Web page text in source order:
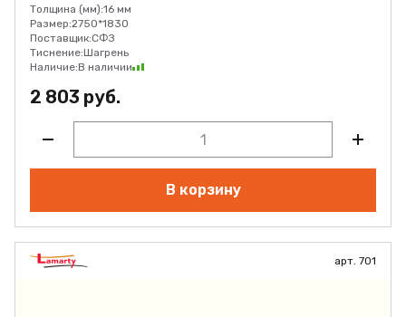
Толщина (мм):16 мм
Размер:2750*1830
Поставщик:СФЗ
Тиснение:Шагрень
Наличие:В наличии
2 803 руб.
В корзину
арт. 701